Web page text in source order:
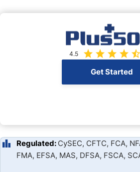
4.5
Get Started
Regulated: CySEC, CFTC, FCA,
FMA, EFSA, MAS, DFSA, FSCA,